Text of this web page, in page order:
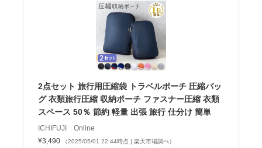
2点セット 旅行用圧縮袋 トラベルポーチ 圧縮バッ
グ 衣類旅行圧縮 収納ポーチ ファスナー圧縮 衣類
スペース 50％ 節約 軽量 出張 旅行 仕分け 簡単
ICHIFUJI Online
¥3,490
（2025/05/01 22:44時点 | 楽天市場調べ）